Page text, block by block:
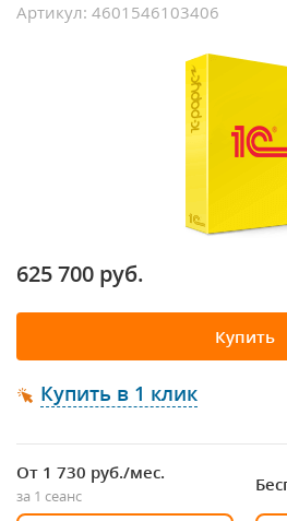
Артикул: 4601546103406
625 700 руб.
Купить
Купить в 1 клик
От 1 730 руб./мес.
за 1 сеанс